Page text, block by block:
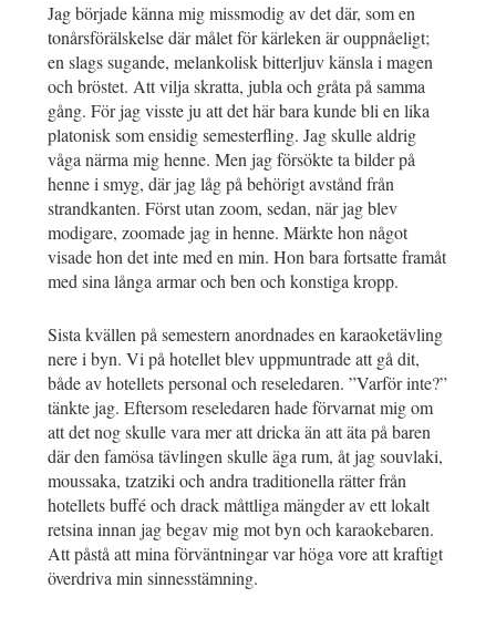
Jag började känna mig missmodig av det där, som en
tonårsförälskelse där målet för kärleken är ouppnåeligt;
en slags sugande, melankolisk bitterljuv känsla i magen
och bröstet. Att vilja skratta, jubla och gråta på samma
gång. För jag visste ju att det här bara kunde bli en lika
platonisk som ensidig semesterfling. Jag skulle aldrig
våga närma mig henne. Men jag försökte ta bilder på
henne i smyg, där jag låg på behörigt avstånd från
strandkanten. Först utan zoom, sedan, när jag blev
modigare, zoomade jag in henne. Märkte hon något
visade hon det inte med en min. Hon bara fortsatte framåt
med sina långa armar och ben och konstiga kropp.
Sista kvällen på semestern anordnades en karaoketävling
nere i byn. Vi på hotellet blev uppmuntrade att gå dit,
både av hotellets personal och reseledaren. ”Varför inte?”
tänkte jag. Eftersom reseledaren hade förvarnat mig om
att det nog skulle vara mer att dricka än att äta på baren
där den famösa tävlingen skulle äga rum, åt jag souvlaki,
moussaka, tzatziki och andra traditionella rätter från
hotellets buffé och drack måttliga mängder av ett lokalt
retsina innan jag begav mig mot byn och karaokebaren.
Att påstå att mina förväntningar var höga vore att kraftigt
överdriva min sinnesstämning.